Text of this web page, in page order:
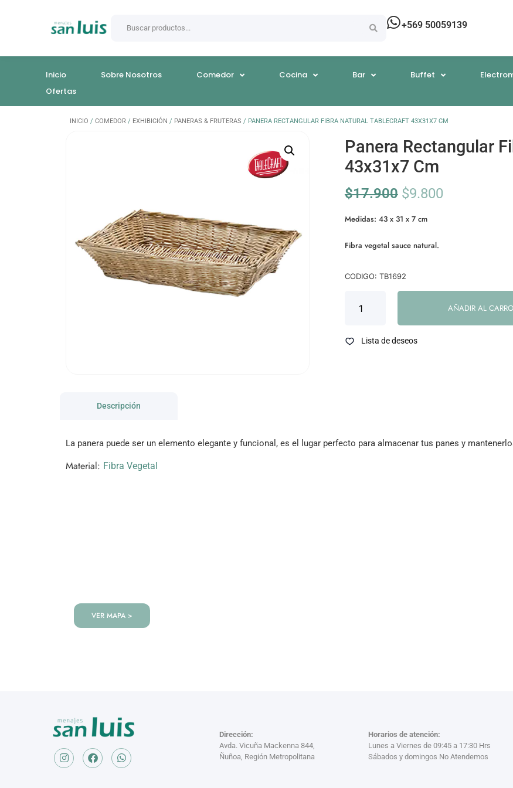
+569 50059139
Inicio Sobre Nosotros Comedor Cocina Bar Buffet
Ofertas
INICIO / COMEDOR / EXHIBICIÓN / PANERAS & FRUTERAS / PANERA RECTANGULAR FIBRA NATURAL TABLECRAFT 43X31X7 CM
Panera Rectangular
43x31x7 Cm
$17.900 $9.800
Medidas: 43 x 31 x 7 cm
Fibra vegetal sauce natural.
CODIGO: TB1692
AÑADIR AL CARRO
Lista de deseos
Descripción
La panera puede ser un elemento elegante y funcional, es el lugar perfecto para almacenar tus panes y
Material: Fibra Vegetal
VER MAPA >
Dirección:
Avda. Vicuña Mackenna 844,
Ñuñoa, Región Metropolitana
Horarios de atención:
Lunes a Viernes de 09:45 a 17:30 Hrs
Sábados y domingos No Atendemos